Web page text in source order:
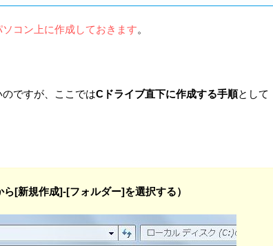
コン上に作成しておきます。
ですが、ここではCドライブ直下に作成する手順として
[新規作成]-[フォルダー]を選択する）